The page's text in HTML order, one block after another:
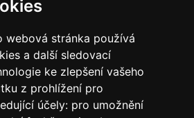
webová stránka používá
a další sledovací
ke zlepšení vašeho
z prohlížení pro
účely: pro umožnění
Cimrmanova Zpravodaje
je společnost